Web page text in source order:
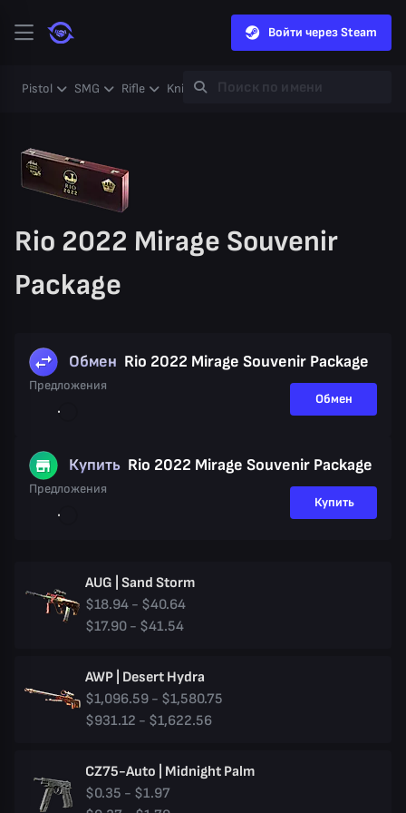
Войти через Steam
Pistol SMG Rifle Knife Gloves Heavy
Rio 2022 Mirage Souvenir
Package
Обмен Rio 2022 Mirage Souvenir Package
Предложения
Обмен
Купить Rio 2022 Mirage Souvenir Package
Предложения
Купить
AUG | Sand Storm
$18.94 - $40.64
$17.90 - $41.54
AWP | Desert Hydra
$1,096.59 - $1,580.75
$931.12 - $1,622.56
CZ75-Auto | Midnight Palm
$0.35 - $1.97